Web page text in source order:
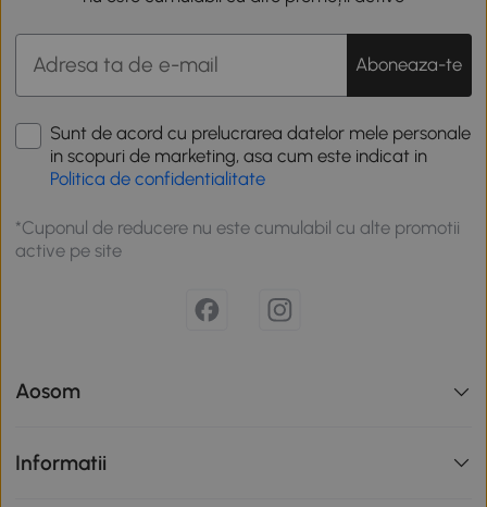
Aboneaza-te
Sunt de acord cu prelucrarea datelor mele personale
in scopuri de marketing, asa cum este indicat in
Politica de confidentialitate
*Cuponul de reducere nu este cumulabil cu alte promotii
active pe site
Aosom
Informatii